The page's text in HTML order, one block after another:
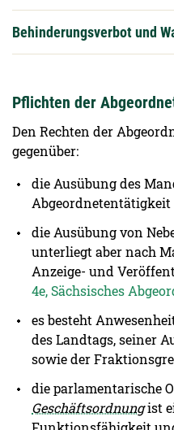
Behinderungsverbot und
Pflichten der
Den Rechten der
gegenüber:
die Ausübung des
Abgeordnetentätigkeit
die Ausübung von
unterliegt aber nach
Anzeige- und
4e, Sächsisches
es besteht
des Landtags, seiner
sowie der
die parlamentarische
Geschäftsordnungist